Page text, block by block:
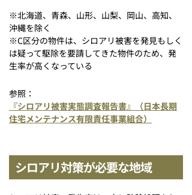
※北海道、青森、山形、山梨、岡山、高知、
沖縄を除く
※C区分の物件は、シロアリ被害を発見もしく
は疑って駆除を要請してきた物件のため、発
生率が高くなっている
参照：
『シロアリ被害実態調査報告書』（日本長期
住宅メンテナンス有限責任事業組合）
シロアリ対策が必要な地域